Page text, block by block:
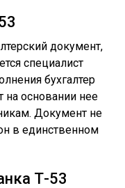
документ,
специалист
бухгалтер
на основании нее
Документ не
в единственном
Т-53